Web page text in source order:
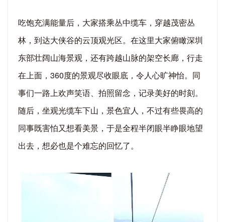
吃饱充满能量后，大家搭乘丛中缆车，穿越茂密丛
林，到达大侠谷的云顶观光区。在这里大家俯瞰深圳
东部壮阔山海景观，还有跨越山脉的架空长廊，行走
在上面，360度的景观尽收眼底，令人心旷神怡。同
事们一路上欢声笑语、拍照留念，记录美好的时刻。
随后，坐观光缆车下山，景色宜人，不过有些畏高的
同事既害怕又想看美景，于是全程半闭眼半睁眼地望
出去，想必也是个难忘的回忆了。